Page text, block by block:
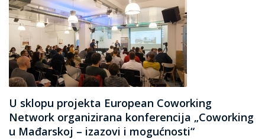
U sklopu projekta European Coworking
Network organizirana konferencija „Coworking
u Mađarskoj – izazovi i mogućnosti“